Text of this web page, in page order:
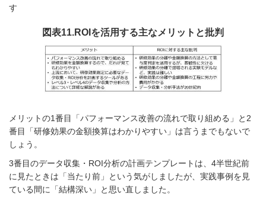
す
図表11.ROIを活用する主なメリットと批判
メリットの1番目「パフォーマンス改善の流れで取り組める」と2
番目「研修効果の金額換算はわかりやすい」は言うまでもないで
しょう。
3番目のデータ収集・ROI分析の計画テンプレートは、4半世紀前
に見たときは「当たり前」という気がしましたが、実践事例を見
ている間に「結構深い」と思い直しました。